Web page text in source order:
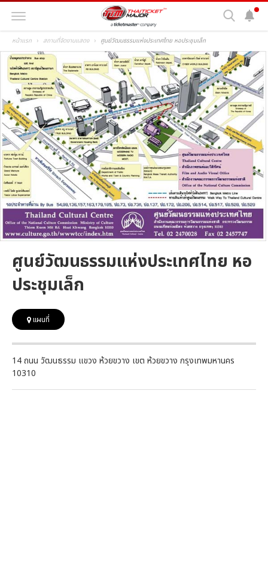
หน้าแรก สถานที่จัดงานแสดง ศูนย์วัฒนธรรมแห่งประเทศไทย หอประชุมเล็ก
ศูนย์วัฒนธรรมแห่งประเทศไทย หอ
ประชุมเล็ก
แผนที่
14 ถนน วัฒนธรรม แขวง ห้วยขวาง เขต ห้วยขวาง กรุงเทพมหานคร
10310